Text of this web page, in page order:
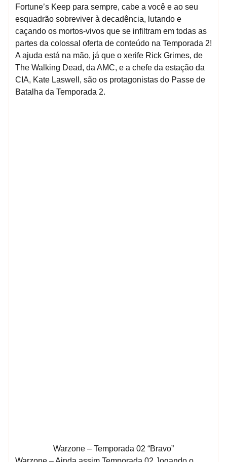
Fortune’s Keep para sempre, cabe a você e ao seu
esquadrão sobreviver à decadência, lutando e
caçando os mortos-vivos que se infiltram em todas as
partes da colossal oferta de conteúdo na Temporada 2!
A ajuda está na mão, já que o xerife Rick Grimes, de
The Walking Dead, da AMC, e a chefe da estação da
CIA, Kate Laswell, são os protagonistas do Passe de
Batalha da Temporada 2.
Warzone – Temporada 02 “Bravo”